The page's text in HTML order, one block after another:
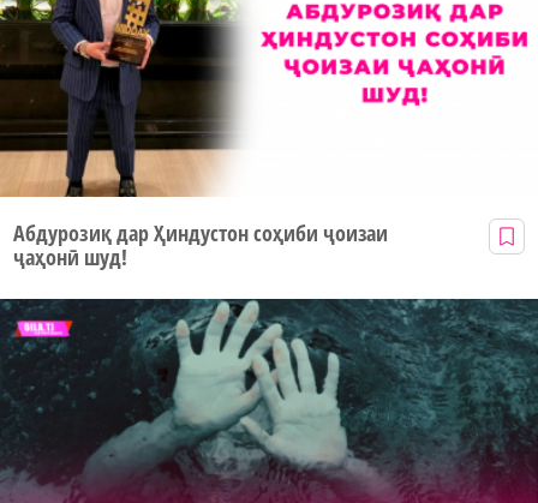
Абдурозиқ дар Ҳиндустон соҳиби ҷоизаи
ҷаҳонӣ шуд!